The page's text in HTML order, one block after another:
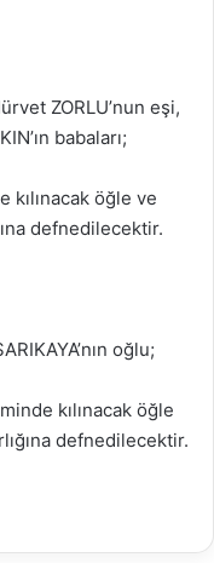
ZORLU’nun eşi,
babaları;
kılınacak öğle ve
defnedilecektir.
oğlu;
kılınacak öğle
defnedilecektir.